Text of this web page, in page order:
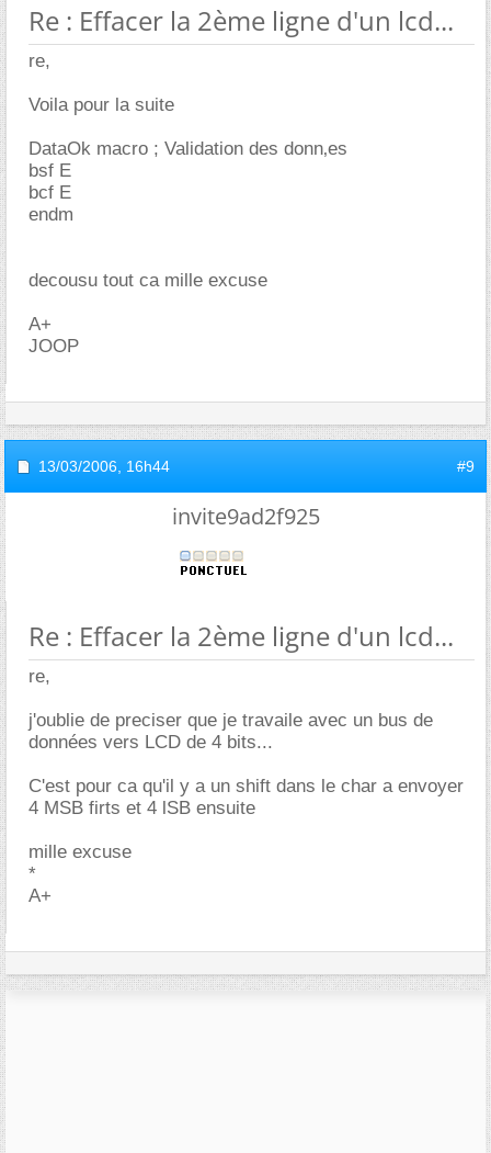
Re : Effacer la 2ème ligne d'un lcd...
re,
Voila pour la suite
DataOk macro ; Validation des donn‚es
bsf E
bcf E
endm
decousu tout ca mille excuse
A+
JOOP
13/03/2006, 16h44 #9
invite9ad2f925
Re : Effacer la 2ème ligne d'un lcd...
re,
j'oublie de preciser que je travaile avec un bus de
données vers LCD de 4 bits...
C'est pour ca qu'il y a un shift dans le char a envoyer
4 MSB firts et 4 lSB ensuite
mille excuse
*
A+